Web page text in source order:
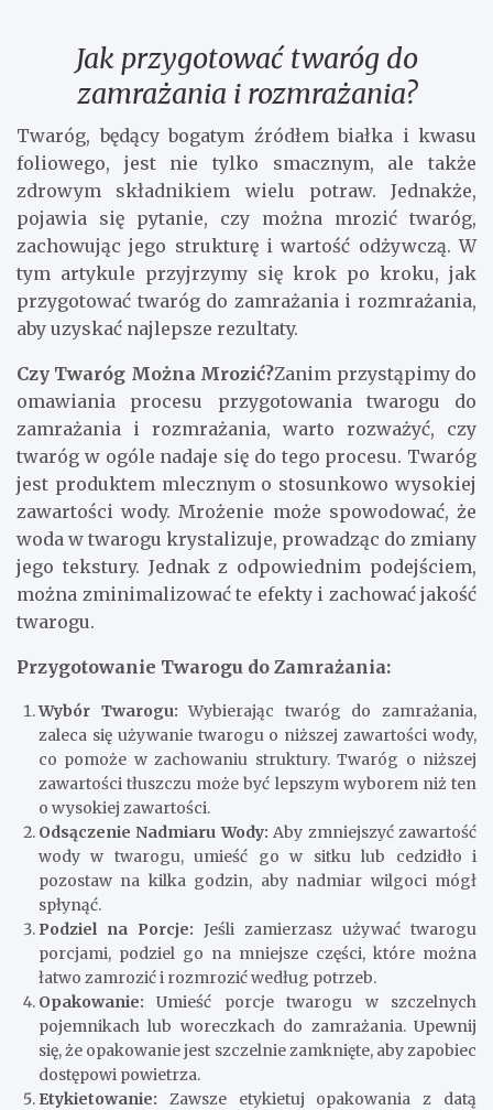
Jak przygotować twaróg do
zamrażania i rozmrażania?
Twaróg, będący bogatym źródłem białka i kwasu
foliowego, jest nie tylko smacznym, ale także
zdrowym składnikiem wielu potraw. Jednakże,
pojawia się pytanie, czy można mrozić twaróg,
zachowując jego strukturę i wartość odżywczą. W
tym artykule przyjrzymy się krok po kroku, jak
przygotować twaróg do zamrażania i rozmrażania,
aby uzyskać najlepsze rezultaty.
Czy Twaróg Można Mrozić?Zanim przystąpimy do
omawiania procesu przygotowania twarogu do
zamrażania i rozmrażania, warto rozważyć, czy
twaróg w ogóle nadaje się do tego procesu. Twaróg
jest produktem mlecznym o stosunkowo wysokiej
zawartości wody. Mrożenie może spowodować, że
woda w twarogu krystalizuje, prowadząc do zmiany
jego tekstury. Jednak z odpowiednim podejściem,
można zminimalizować te efekty i zachować jakość
twarogu.
Przygotowanie Twarogu do Zamrażania:
Wybór Twarogu: Wybierając twaróg do zamrażania,
zaleca się używanie twarogu o niższej zawartości wody,
co pomoże w zachowaniu struktury. Twaróg o niższej
zawartości tłuszczu może być lepszym wyborem niż ten
o wysokiej zawartości.
Odsączenie Nadmiaru Wody: Aby zmniejszyć zawartość
wody w twarogu, umieść go w sitku lub cedzidło i
pozostaw na kilka godzin, aby nadmiar wilgoci mógł
spłynąć.
Podziel na Porcje: Jeśli zamierzasz używać twarogu
porcjami, podziel go na mniejsze części, które można
łatwo zamrozić i rozmrozić według potrzeb.
Opakowanie: Umieść porcje twarogu w szczelnych
pojemnikach lub woreczkach do zamrażania. Upewnij
się, że opakowanie jest szczelnie zamknięte, aby zapobiec
dostępowi powietrza.
Etykietowanie: Zawsze etykietuj opakowania z datą